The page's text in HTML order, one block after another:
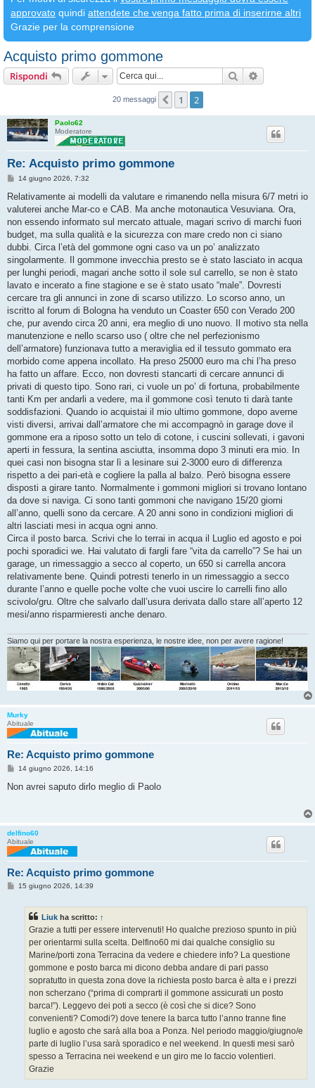
approvato quindi attendete che venga fatto prima di inserirne altri
Grazie per la comprensione
Acquisto primo gommone
Rispondi Cerca
20 messaggi Precedente
1 2
Paolo62
Moderatore
Re: Acquisto primo gommone
M
s
a
g
i
o
14 giugno 2026, 7:32
Relativamente ai modelli da valutare e rimanendo nella misura 6/7 metri io
valuterei anche Mar-co e CAB. Ma anche motonautica Vesuviana. Ora,
non essendo informato sul mercato attuale, magari scrivo di marchi fuori
budget, ma sulla qualità e la sicurezza con mare credo non ci siano
dubbi. Circa l’età del gommone ogni caso va un po’ analizzato
singolarmente. Il gommone invecchia presto se è stato lasciato in acqua
per lunghi periodi, magari anche sotto il sole sul carrello, se non è stato
lavato e incerato a fine stagione e se è stato usato “male”. Dovresti
cercare tra gli annunci in zone di scarso utilizzo. Lo scorso anno, un
iscritto al forum di Bologna ha venduto un Coaster 650 con Verado 200
che, pur avendo circa 20 anni, era meglio di uno nuovo. Il motivo sta nella
manutenzione e nello scarso uso ( oltre che nel perfezionismo
dell’armatore) funzionava tutto a meraviglia ed il tessuto gommato era
morbido come appena incollato. Ha preso 25000 euro ma chi l’ha preso
ha fatto un affare. Ecco, non dovresti stancarti di cercare annunci di
privati di questo tipo. Sono rari, ci vuole un po’ di fortuna, probabilmente
tanti Km per andarli a vedere, ma il gommone così tenuto ti darà tante
soddisfazioni. Quando io acquistai il mio ultimo gommone, dopo averne
visti diversi, arrivai dall’armatore che mi accompagnò in garage dove il
gommone era a riposo sotto un telo di cotone, i cuscini sollevati, i gavoni
aperti in fessura, la sentina asciutta, insomma dopo 3 minuti era mio. In
quei casi non bisogna star lì a lesinare sui 2-3000 euro di differenza
rispetto a dei pari-età e cogliere la palla al balzo. Però bisogna essere
disposti a girare tanto. Normalmente i gommoni migliori si trovano lontano
da dove si naviga. Ci sono tanti gommoni che navigano 15/20 giorni
all’anno, quelli sono da cercare. A 20 anni sono in condizioni migliori di
altri lasciati mesi in acqua ogni anno.
Circa il posto barca. Scrivi che lo terrai in acqua il Luglio ed agosto e poi
pochi sporadici we. Hai valutato di fargli fare “vita da carrello”? Se hai un
garage, un rimessaggio a secco al coperto, un 650 si carrella ancora
relativamente bene. Quindi potresti tenerlo in un rimessaggio a secco
durante l’anno e quelle poche volte che vuoi uscire lo carrelli fino allo
scivolo/gru. Oltre che salvarlo dall’usura derivata dallo stare all’aperto 12
mesi/anno risparmieresti anche denaro.
Siamo qui per portare la nostra esperienza, le nostre idee, non per avere ragione!
Murky
Abituale
Re: Acquisto primo gommone
M
s
i
o
14 giugno 2026, 14:16
Non avrei saputo dirlo meglio di Paolo
delfino60
Abituale
Re: Acquisto primo gommone
M15 giugno 2026, 14:39
Liuk ha scritto: ↑
Grazie a tutti per essere intervenuti! Ho qualche prezioso spunto in più
per orientarmi sulla scelta. Delfino60 mi dai qualche consiglio su
Marine/porti zona Terracina da vedere e chiedere info? La questione
gommone e posto barca mi dicono debba andare di pari passo
sopratutto in questa zona dove la richiesta posto barca è alta e i prezzi
non scherzano (“prima di comprarti il gommone assicurati un posto
barca!”). Leggevo dei poti a secco (è così che si dice? Sono
convenienti? Comodi?) dove tenere la barca tutto l’anno tranne fine
luglio e agosto che sarà alla boa a Ponza. Nel periodo maggio/giugno/e
parte di luglio l’usa sarà sporadico e nel weekend. In questi mesi sarò
spesso a Terracina nei weekend e un giro me lo faccio volentieri.
Grazie